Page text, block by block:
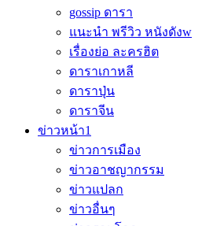
gossip ดารา
แนะนำ พรีวิว หนังดังw
เรื่องย่อ ละครฮิต
ดาราเกาหลี
ดาราปุ่น
ดาราจีน
ข่าวหน้า1
ข่าวการเมือง
ข่าวอาชญากรรม
ข่าวแปลก
ข่าวอื่นๆ